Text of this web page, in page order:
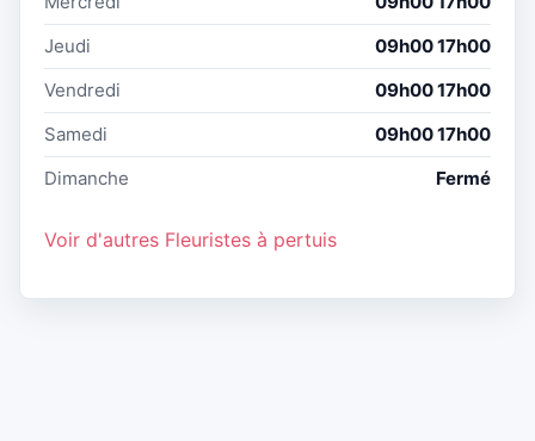
Jeudi
09h00 17h00
Vendredi
09h00 17h00
Samedi
09h00 17h00
Dimanche
Fermé
Voir d'autres Fleuristes à pertuis